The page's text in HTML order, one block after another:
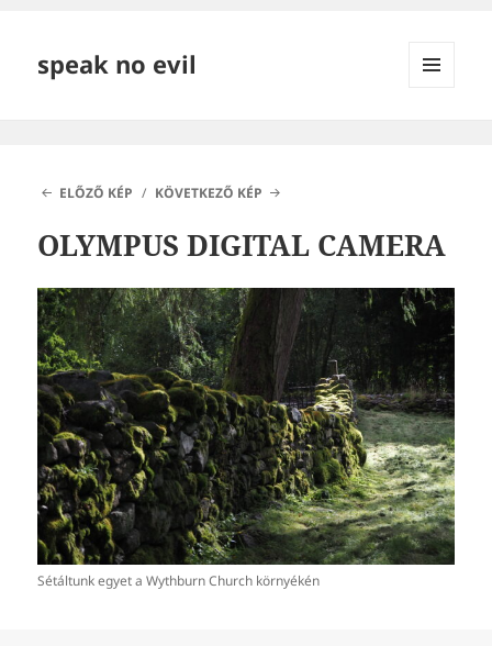
speak no evil
ELŐZŐ KÉP KÖVETKEZŐ KÉP
OLYMPUS DIGITAL CAMERA
Sétáltunk egyet a Wythburn Church környékén